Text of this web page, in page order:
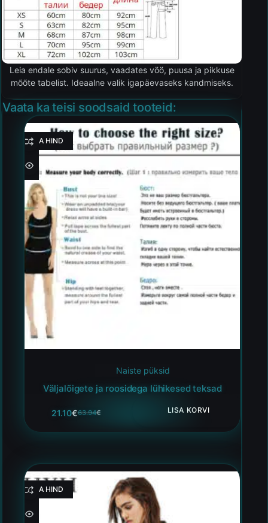
Leia endale sobiv suurus, vaadates vöö, puusa ja pikkuse
mõõte tabelist. Ideaalne valik igapäevaseks kandmiseks.
Vaata ka teisi soodsaid tooteid:
HEA HIND
Naiste püksid
Väljalõigete ja roosidega lühikesed teksad
63.94€
21.10€ LISA KORVI
HEA HIND